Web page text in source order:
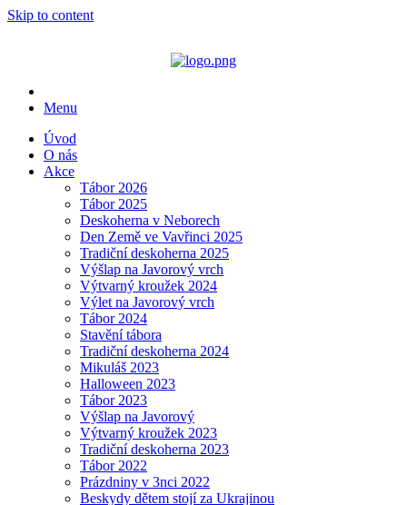
Skip to content
Menu
Úvod
O nás
Akce
Tábor 2026
Tábor 2025
Deskoherna v Neborech
Den Země ve Vavřinci 2025
Tradiční deskoherna 2025
Výšlap na Javorový vrch
Výtvarný kroužek 2024
Výlet na Javorový vrch
Tábor 2024
Stavění tábora
Tradiční deskoherna 2024
Mikuláš 2023
Halloween 2023
Tábor 2023
Výšlap na Javorový
Výtvarný kroužek 2023
Tradiční deskoherna 2023
Tábor 2022
Prázdniny v 3nci 2022
Beskydy dětem stojí za Ukrajinou